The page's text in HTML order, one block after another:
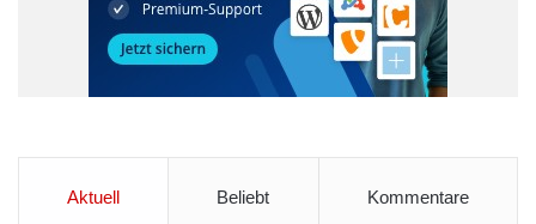
Aktuell Beliebt Kommentare